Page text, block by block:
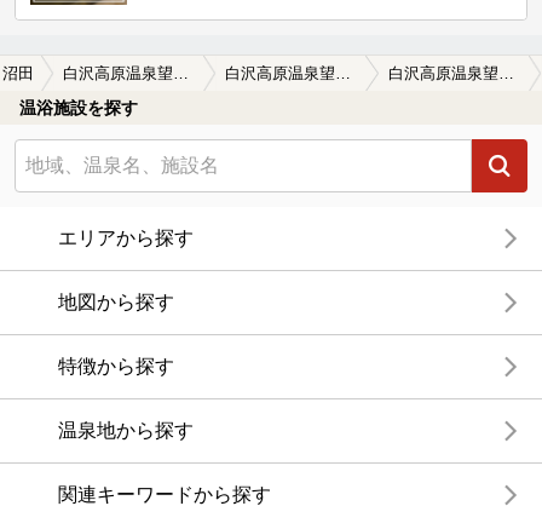
沼田
温浴施設を探す
エリアから探す
地図から探す
特徴から探す
温泉地から探す
関連キーワードから探す